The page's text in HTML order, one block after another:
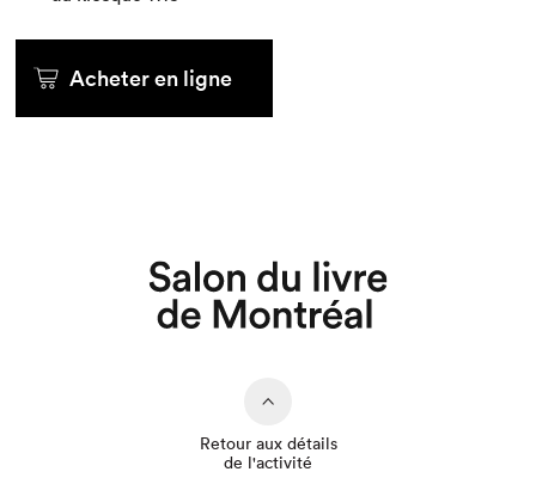
Acheter en ligne
Retour aux détails
de l'activité